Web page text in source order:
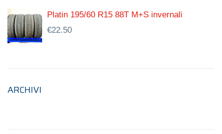
Platin 195/60 R15 88T M+S invernali
€22.50
ARCHIVI